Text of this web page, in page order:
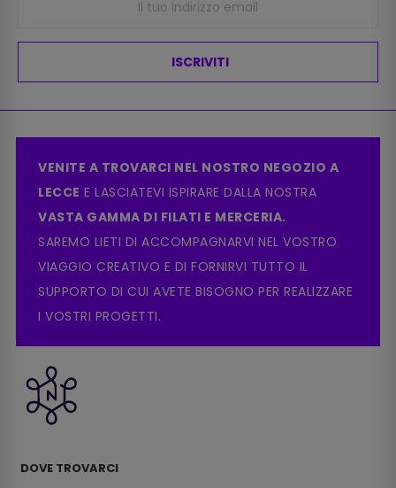
ISCRIVITI
VENITE A TROVARCI NEL NOSTRO NEGOZIO A
LECCE E LASCIATEVI ISPIRARE DALLA NOSTRA
VASTA GAMMA DI FILATI E MERCERIA.
SAREMO LIETI DI ACCOMPAGNARVI NEL VOSTRO
VIAGGIO CREATIVO E DI FORNIRVI TUTTO IL
SUPPORTO DI CUI AVETE BISOGNO PER REALIZZARE
I VOSTRI PROGETTI.
DOVE TROVARCI